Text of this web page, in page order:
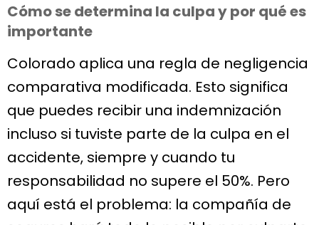
Cómo se determina la culpa y por qué es
importante
Colorado aplica una regla de negligencia
comparativa modificada. Esto significa
que puedes recibir una indemnización
incluso si tuviste parte de la culpa en el
accidente, siempre y cuando tu
responsabilidad no supere el 50%. Pero
aquí está el problema: la compañía de